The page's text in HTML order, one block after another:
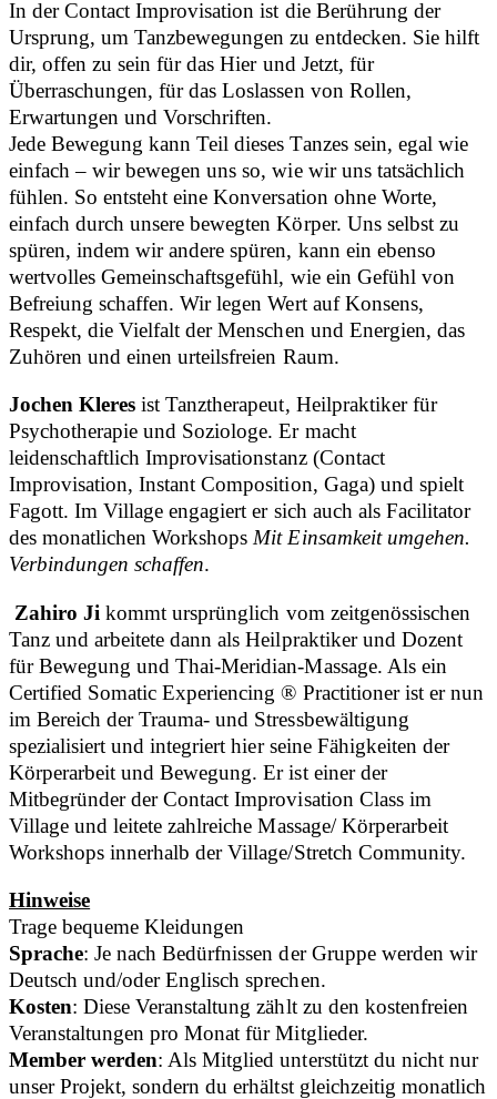
In der Contact Improvisation ist die Berührung der
Ursprung, um Tanzbewegungen zu entdecken. Sie hilft
dir, offen zu sein für das Hier und Jetzt, für
Überraschungen, für das Loslassen von Rollen,
Erwartungen und Vorschriften.
Jede Bewegung kann Teil dieses Tanzes sein, egal wie
einfach – wir bewegen uns so, wie wir uns tatsächlich
fühlen. So entsteht eine Konversation ohne Worte,
einfach durch unsere bewegten Körper. Uns selbst zu
spüren, indem wir andere spüren, kann ein ebenso
wertvolles Gemeinschaftsgefühl, wie ein Gefühl von
Befreiung schaffen. Wir legen Wert auf Konsens,
Respekt, die Vielfalt der Menschen und Energien, das
Zuhören und einen urteilsfreien Raum.
Jochen Kleres ist Tanztherapeut, Heilpraktiker für
Psychotherapie und Soziologe. Er macht
leidenschaftlich Improvisationstanz (Contact
Improvisation, Instant Composition, Gaga) und spielt
Fagott. Im Village engagiert er sich auch als Facilitator
des monatlichen WorkshopsMit Einsamkeit umgehen.
Verbindungen schaffen.
Zahiro Ji kommt ursprünglich vom zeitgenössischen
Tanz und arbeitete dann als Heilpraktiker und Dozent
für Bewegung und Thai-Meridian-Massage. Als ein
Certified Somatic Experiencing ® Practitioner ist er nun
im Bereich der Trauma- und Stressbewältigung
spezialisiert und integriert hier seine Fähigkeiten der
Körperarbeit und Bewegung. Er ist einer der
Mitbegründer der Contact Improvisation Class im
Village und leitete zahlreiche Massage/ Körperarbeit
Workshops innerhalb der Village/Stretch Community.
Hinweise
Trage bequeme Kleidungen
Sprache: Je nach Bedürfnissen der Gruppe werden wir
Deutsch und/oder Englisch sprechen.
Kosten: Diese Veranstaltung zählt zu den kostenfreien
Veranstaltungen pro Monat für Mitglieder.
Member werden: Als Mitglied unterstützt du nicht nur
unser Projekt, sondern du erhältst gleichzeitig monatlich